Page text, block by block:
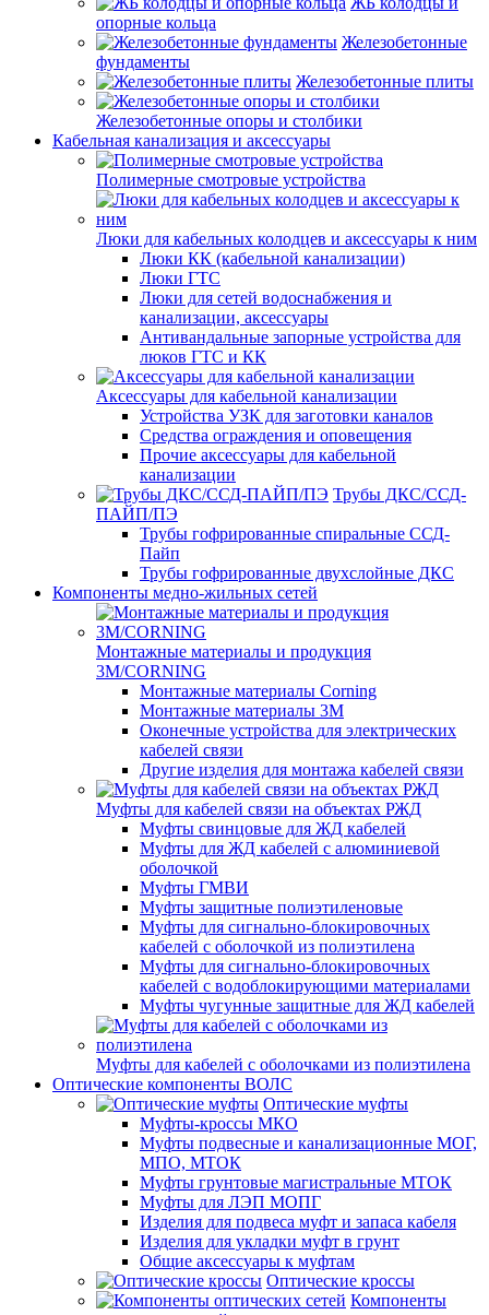
опорные кольца
Железобетонные
фундаменты
Железобетонные плиты
Железобетонные опоры и столбики
Кабельная канализация и аксессуары
Полимерные смотровые устройства
Люки для кабельных колодцев и аксессуары к ним
Люки КК (кабельной канализации)
Люки ГТС
Люки для сетей водоснабжения и
канализации, аксессуары
Антивандальные запорные устройства для
люков ГТС и КК
Аксессуары для кабельной канализации
Устройства УЗК для заготовки каналов
Средства ограждения и оповещения
Прочие аксессуары для кабельной
канализации
Трубы ДКС/ССД-
ПАЙП/ПЭ
Трубы гофрированные спиральные ССД-
Пайп
Трубы гофрированные двухслойные ДКС
Компоненты медно-жильных сетей
Монтажные материалы и продукция
3M/CORNING
Монтажные материалы Corning
Монтажные материалы 3M
Оконечные устройства для электрических
кабелей связи
Другие изделия для монтажа кабелей связи
Муфты для кабелей связи на объектах РЖД
Муфты свинцовые для ЖД кабелей
Муфты для ЖД кабелей с алюминиевой
оболочкой
Муфты ГМВИ
Муфты защитные полиэтиленовые
Муфты для сигнально-блокировочных
кабелей с оболочкой из полиэтилена
Муфты для сигнально-блокировочных
кабелей с водоблокирующими материалами
Муфты чугунные защитные для ЖД кабелей
Муфты для кабелей с оболочками из полиэтилена
Оптические компоненты ВОЛС
Оптические муфты
Муфты-кроссы МКО
Муфты подвесные и канализационные МОГ,
МПО, МТОК
Муфты грунтовые магистральные МТОК
Муфты для ЛЭП МОПГ
Изделия для подвеса муфт и запаса кабеля
Изделия для укладки муфт в грунт
Общие аксессуары к муфтам
Оптические кроссы
Компоненты